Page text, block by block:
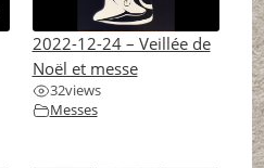
2022-12-24 – Veillée de
Noël et messe
32views
Messes